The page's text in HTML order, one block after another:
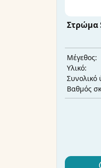
Στρώμα
Μέγεθος:
Υλικό:
Συνολικό
Βαθμός